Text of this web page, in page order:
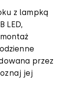
z lampką
LED,
przez
jej